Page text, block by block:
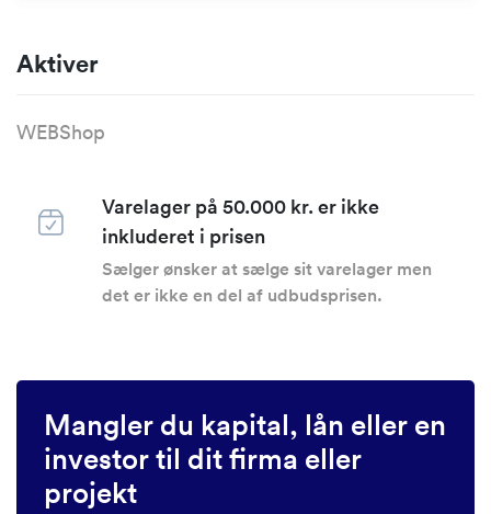
Aktiver
WEBShop
Varelager på 50.000 kr. er ikke
inkluderet i prisen
Sælger ønsker at sælge sit varelager men
det er ikke en del af udbudsprisen.
Mangler du kapital, lån eller en
investor til dit firma eller
projekt